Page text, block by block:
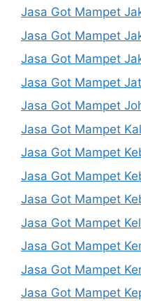
Jasa Got Mampet
Jasa Got Mampet
Jasa Got Mampet
Jasa Got Mampet
Jasa Got Mampet
Jasa Got Mampet
Jasa Got Mampet
Jasa Got Mampet
Jasa Got Mampet
Jasa Got Mampet
Jasa Got Mampet
Jasa Got Mampet
Jasa Got Mampet